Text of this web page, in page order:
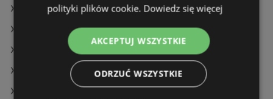
Aktualne gazetki POLOmarket
Aktualne gazetki Netto
Aktualne gazetki Kaufland
Aktualne gazetki Eurocash
polityki plików cookie. Dowiedz się więcej
AKCEPTUJ WSZYSTKIE
ODRZUĆ WSZYSTKIE